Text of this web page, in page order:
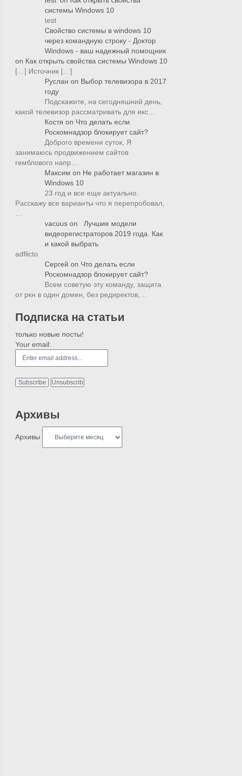
системы Windows 10
test
Свойство системы в windows 10
через командную строку - Доктор
Windows - ваш надежный помощник
on Как открыть свойства системы Windows 10
[…] Источник […]
Руслан on Выбор телевизора в 2017
году
Подскажите, на сегодняшний день,
какой телевизор рассматривать для икс…
Костя on Что делать если
Роскомнадзор блокирует сайт?
Доброго времени суток, Я
занимаюсь продвижением сайтов
гемблового напр…
Максим on Не работает магазин в
Windows 10
23 год и все еще актуально.
Расскажу все варианты что я перепробовал,
vacuus on
Лучшие модели
видеорегистраторов 2019 года. Как
и какой выбрать
adflicto
Сергей on Что делать если
Роскомнадзор блокирует сайт?
Всем советую эту команду, защита
от ркн в один домен, без редиректов,…
Подписка на статьи
только новые посты!
Your email:
Архивы
Архивы